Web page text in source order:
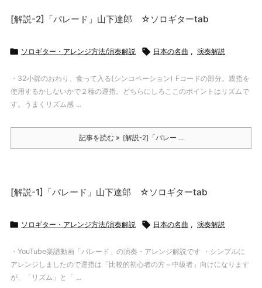
[解説-2]「パレード」山下達郎 ☆ソロギターtab
 ソロギター・アレンジ方法/演奏解説  日本の名曲 , 演奏解説
・32小節のおわり、食って入る(シンコペーション) Fコードの部分。親指を
使用するかしないかで２種の運指。どちらにしろここのポイントはリズムで
す。うまくリズム感 ...
記事を読む [解説-2]「パレー ...
[解説-1]「パレード」山下達郎 ☆ソロギターtab
 ソロギター・アレンジ方法/演奏解説  日本の名曲 , 演奏解説
・YouTube楽譜動画「パレード」の演奏・アレンジ解説です ・シンプルに
アレンジしましたので運指は「比較的初心者の方～中級者」向けになります
が、「リズム」と「 ...